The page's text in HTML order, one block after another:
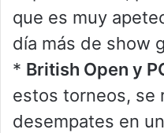
que es muy
día más de show
* British Open y
estos torneos, se
desempates en